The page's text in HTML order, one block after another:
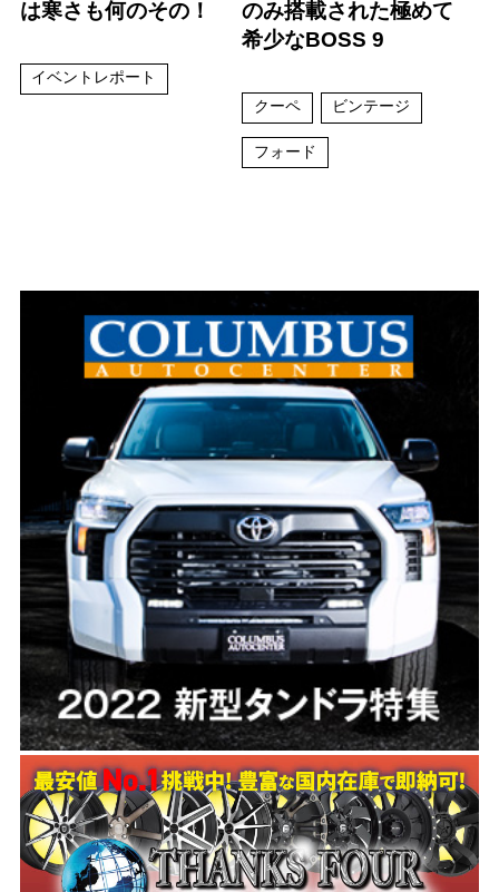
は寒さも何のその！
イベントレポート
のみ搭載された極めて
希少なBOSS 9
クーペ ビンテージ
フォード